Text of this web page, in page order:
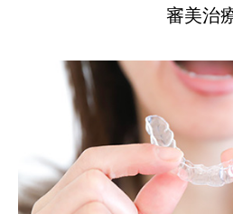
審美治